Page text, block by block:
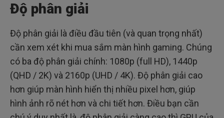
Độ phân giải
Độ phân giải là điều đầu tiên (và quan trọng nhất)
cần xem xét khi mua sắm màn hình gaming. Chúng
có ba độ phân giải chính: 1080p (full HD), 1440p
(QHD / 2K) và 2160p (UHD / 4K). Độ phân giải cao
hơn giúp màn hình hiển thị nhiều pixel hơn, giúp
hình ảnh rõ nét hơn và chi tiết hơn. Điều bạn cần